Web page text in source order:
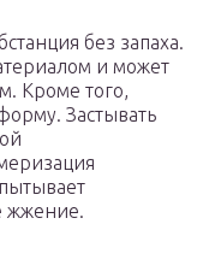
без запаха.
и может
Кроме того,
Застывать
жжение.